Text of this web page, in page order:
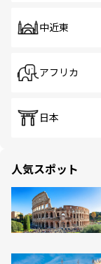
中近東
アフリカ
日本
人気スポット